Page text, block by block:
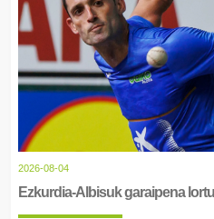
2026-08-04
Ezkurdia-Albisuk garaipena